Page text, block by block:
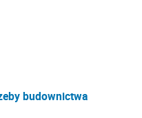
budownictwa